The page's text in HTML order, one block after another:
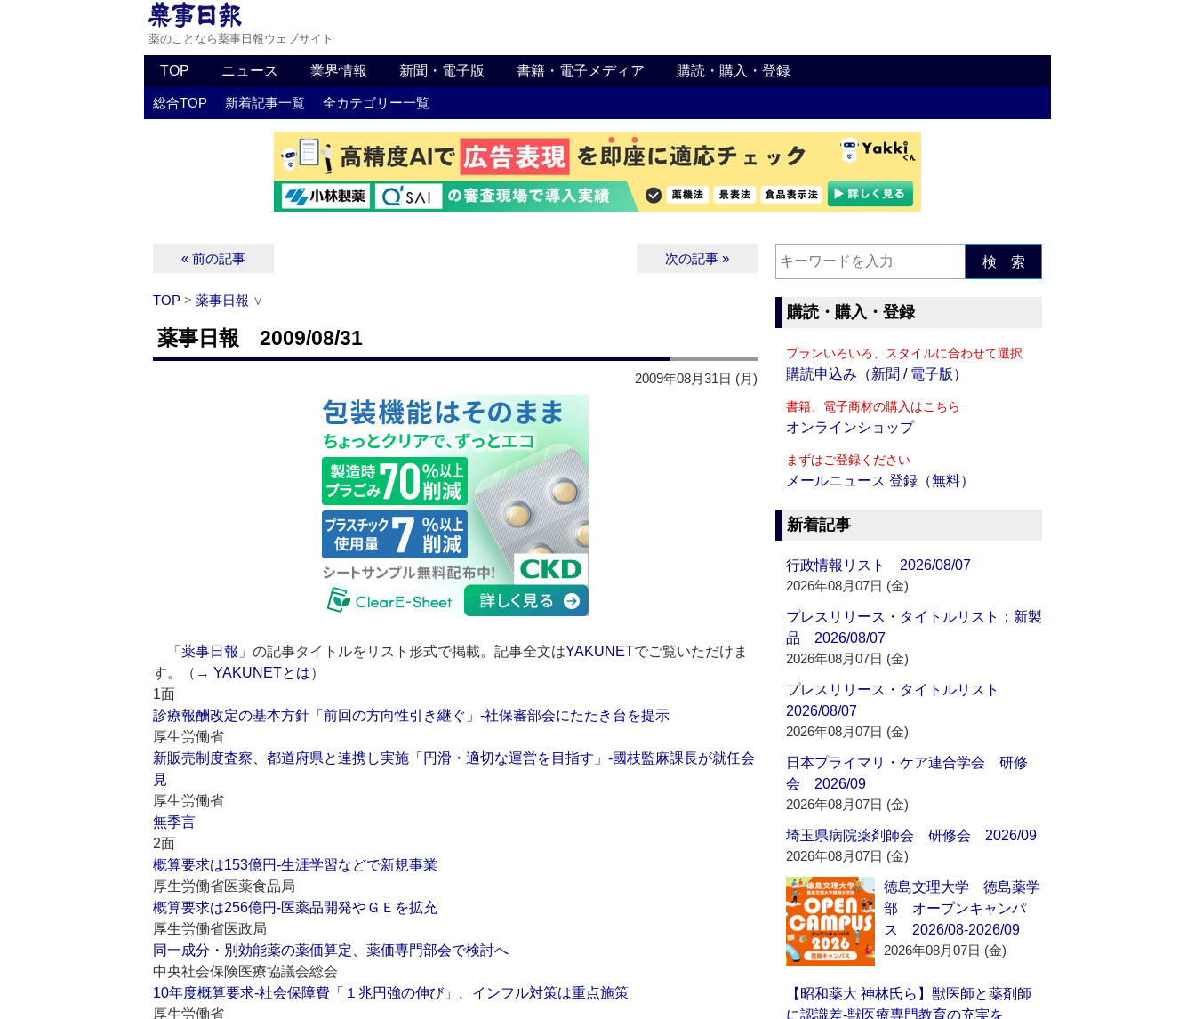
薬のことなら薬事日報ウェブサイト
TOP ニュース 業界情報 新聞・電子版 書籍・電子メディア 購読・購入・登録
総合TOP 新着記事一覧 全カテゴリー一覧
« 前の記事 次の記事 »
TOP > 薬事日報 ∨
薬事日報 2009/08/31
2009年08月31日 (月)
「 薬事日報 」の記事タイトルをリスト形式で掲載。記事全文はYAKUNETでご覧いただけま
す。（→ YAKUNETとは）
1面
診療報酬改定の基本方針「前回の方向性引き継ぐ」‐社保審部会にたたき台を提示
厚生労働省
新販売制度査察、都道府県と連携し実施「円滑・適切な運営を目指す」‐國枝監麻課長が就任会
見
厚生労働省
無季言
2面
概算要求は153億円‐生涯学習などで新規事業
厚生労働省医薬食品局
概算要求は256億円‐医薬品開発やＧＥを拡充
厚生労働省医政局
同一成分・別効能薬の薬価算定、薬価専門部会で検討へ
中央社会保険医療協議会総会
10年度概算要求‐社会保障費「１兆円強の伸び」、インフル対策は重点施策
厚生労働省
検 索
購読・購入・登録
プランいろいろ、スタイルに合わせて選択
購読申込み（新聞 / 電子版）
書籍、電子商材の購入はこちら
オンラインショップ
まずはご登録ください
メールニュース 登録（無料）
新着記事
行政情報リスト 2026/08/07
2026年08月07日 (金)
プレスリリース・タイトルリスト：新製
品 2026/08/07
2026年08月07日 (金)
プレスリリース・タイトルリスト
2026/08/07
2026年08月07日 (金)
日本プライマリ・ケア連合学会 研修
会 2026/09
2026年08月07日 (金)
埼玉県病院薬剤師会 研修会 2026/09
2026年08月07日 (金)
徳島文理大学 徳島薬学
部 オープンキャンパ
ス 2026/08-2026/09
2026年08月07日 (金)
【昭和薬大 神林氏ら】獣医師と薬剤師
に認識差‐獣医療専門教育の充実を